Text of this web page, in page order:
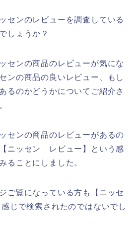
センのレビューを調査している
しょうか？
センの商品のレビューが気にな
ンの商品の良いレビュー、もし
るのかどうかについてご紹介さ
センの商品のレビューがあるの
ニッセン レビュー】という感
ることにしました。
ご覧になっている方も【ニッセ
じで検索されたのではないでし